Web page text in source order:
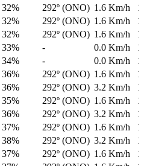
32% 292º (ONO) 1.6 Km/h
32% 292º (ONO) 1.6 Km/h
32% 292º (ONO) 1.6 Km/h
33% - 0.0 Km/h
34% - 0.0 Km/h
36% 292º (ONO) 1.6 Km/h
36% 292º (ONO) 3.2 Km/h
35% 292º (ONO) 1.6 Km/h
36% 292º (ONO) 3.2 Km/h
37% 292º (ONO) 1.6 Km/h
38% 292º (ONO) 3.2 Km/h
37% 292º (ONO) 1.6 Km/h